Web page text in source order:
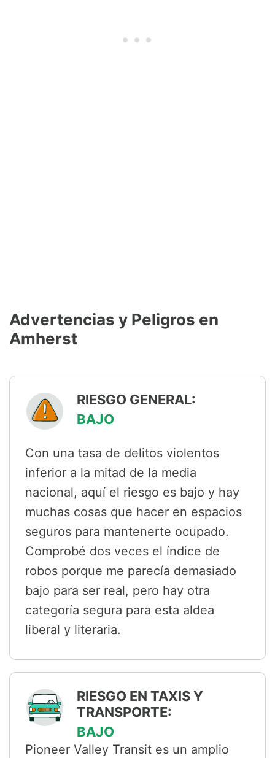
Advertencias y Peligros en
Amherst
RIESGO GENERAL:
BAJO
Con una tasa de delitos violentos
inferior a la mitad de la media
nacional, aquí el riesgo es bajo y hay
muchas cosas que hacer en espacios
seguros para mantenerte ocupado.
Comprobé dos veces el índice de
robos porque me parecía demasiado
bajo para ser real, pero hay otra
categoría segura para esta aldea
liberal y literaria.
RIESGO EN TAXIS Y
TRANSPORTE:
BAJO
Pioneer Valley Transit es un amplio